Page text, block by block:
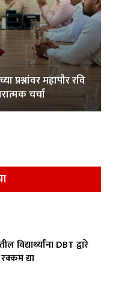
प्रश्नांवर महापौर रवि
चर्चा
विद्यार्थ्यांना DBT द्वारे
द्या